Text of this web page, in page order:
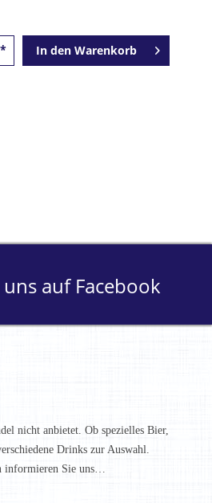
In den Warenkorb
uns auf Facebook
nicht anbietet. Ob spezielles Bier,
Drinks zur Auswahl.
informieren Sie uns…